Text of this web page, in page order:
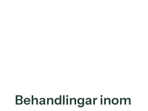
Behandlingar inom